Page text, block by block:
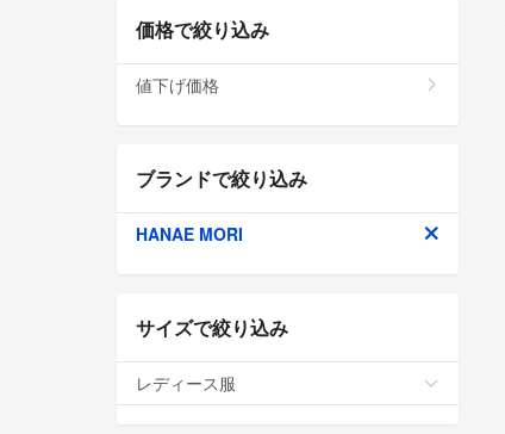
価格で絞り込み
値下げ価格
ブランドで絞り込み
HANAE MORI
サイズで絞り込み
レディース服